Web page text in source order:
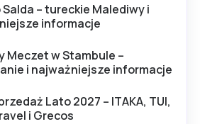
– tureckie Malediwy i
informacje
Meczet w Stambule –
i najważniejsze informacje
Lato 2027 – ITAKA, TUI,
i Grecos